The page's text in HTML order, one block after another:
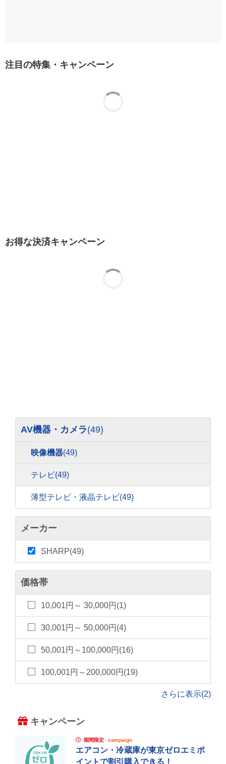
注目の特集・キャンペーン
お得な決済キャンペーン
AV機器・カメラ(49)
映像機器(49)
テレビ(49)
薄型テレビ・液晶テレビ(49)
メーカー
SHARP(49)
価格帯
10,001円～ 30,000円(1)
30,001円～ 50,000円(4)
50,001円～100,000円(16)
100,001円～200,000円(19)
さらに表示(2)
キャンペーン
期間限定 campaign
エアコン・冷蔵庫が東京ゼロエミポ
イントで割引購入できる！